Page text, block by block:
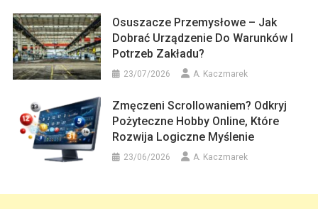
Osuszacze Przemysłowe – Jak
Dobrać Urządzenie Do Warunków I
Potrzeb Zakładu?
23/07/2026 A. Kaczmarek
Zmęczeni Scrollowaniem? Odkryj
Pożyteczne Hobby Online, Które
Rozwija Logiczne Myślenie
23/06/2026 A. Kaczmarek